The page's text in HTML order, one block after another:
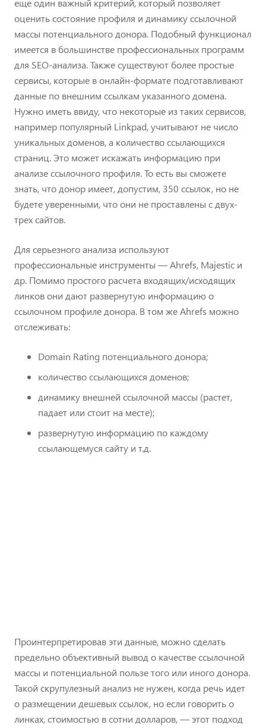
еще один важный критерий, который позволяет
оценить состояние профиля и динамику ссылочной
массы потенциального донора. Подобный функционал
имеется в большинстве профессиональных программ
для SEO-анализа. Также существуют более простые
сервисы, которые в онлайн-формате подготавливают
данные по внешним ссылкам указанного домена.
Нужно иметь ввиду, что некоторые из таких сервисов,
например популярный Linkpad, учитывают не число
уникальных доменов, а количество ссылающихся
страниц. Это может искажать информацию при
анализе ссылочного профиля. То есть вы сможете
знать, что донор имеет, допустим, 350 ссылок, но не
будете уверенными, что они не проставлены с двух-
трех сайтов.
Для серьезного анализа используют
профессиональные инструменты — Ahrefs, Majestic и
др. Помимо простого расчета входящих/исходящих
линков они дают развернутую информацию о
ссылочном профиле донора. В том же Ahrefs можно
отслеживать:
Domain Rating потенциального донора;
количество ссылающихся доменов;
динамику внешней ссылочной массы (растет,
падает или стоит на месте);
развернутую информацию по каждому
ссылающемуся сайту и т.д.
Проинтерпретировав эти данные, можно сделать
предельно объективный вывод о качестве ссылочной
массы и потенциальной пользе того или иного донора.
Такой скрупулезный анализ не нужен, когда речь идет
о размещении дешевых ссылок, но если говорить о
линках, стоимостью в сотни долларов, — этот подход